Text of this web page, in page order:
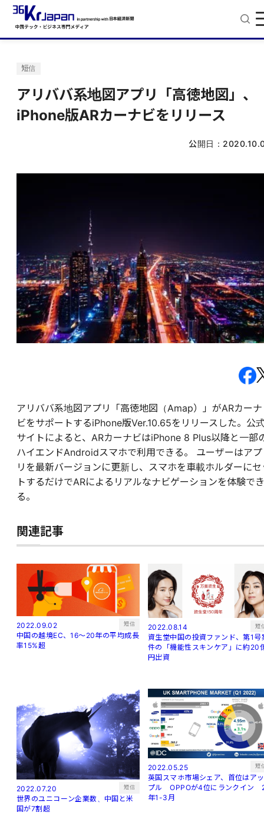
短信
アリババ系地図アプリ「高徳地図」、
iPhone版ARカーナビをリリース
公開日：
アリババ系地図アプリ「高徳地図（Amap）」がARカーナ
ビをサポートするiPhone版Ver.10.65をリリースした。公
サイトによると、ARカーナビはiPhone 8 Plus以降と一部
ハイエンドAndroidスマホで利用できる。 ユーザーはアプ
リを最新バージョンに更新し、スマホを車載ホルダーにセ
トするだけでARによるリアルなナビゲーションを体験でき
る。
関連記事
2022.09.02 短信
中国の越境EC、16～20年の平均成長
率15%超
2022.08.14 短
資生堂中国の投資ファンド、第1号
件の「機能性スキンケア」に約20
円出資
2022.07.20 短信
世界のユニコーン企業数、中国と米
国が7割超
2022.05.25 短
英国スマホ市場シェア、首位はアッ
プル OPPOが4位にランクイン
年1-3月